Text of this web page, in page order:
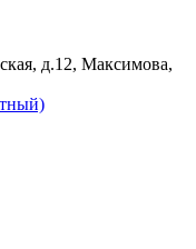
д.12, Максимова,